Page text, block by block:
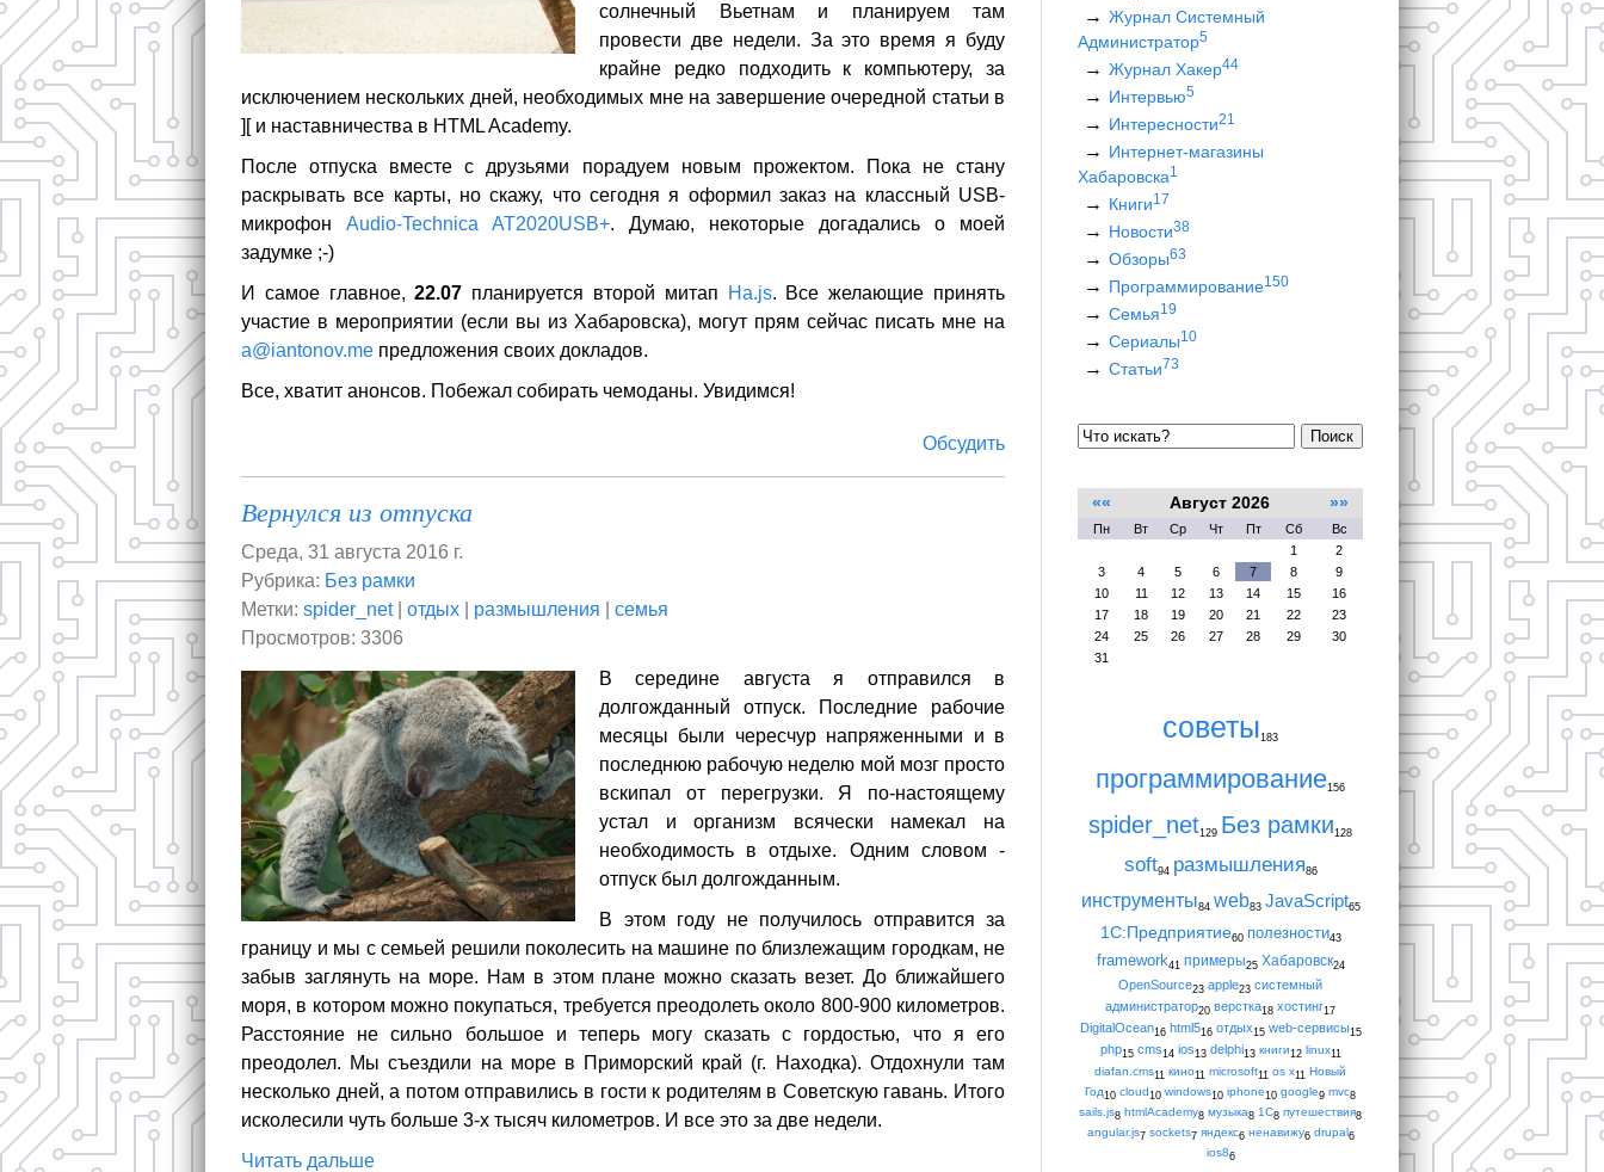
солнечный Вьетнам и планируем там
провести две недели. За это время я буду
крайне редко подходить к компьютеру, за
исключением нескольких дней, необходимых мне на завершение очередной статьи в
][ и наставничества в HTML Academy.
После отпуска вместе с друзьями порадуем новым прожектом. Пока не стану
раскрывать все карты, но скажу, что сегодня я оформил заказ на классный USB-
микрофон Audio-Technica AT2020USB+. Думаю, некоторые догадались о моей
задумке ;-)
И самое главное,22.07 планируется второй митап Ha.js. Все желающие принять
участие в мероприятии (если вы из Хабаровска), могут прям сейчас писать мне на
a@iantonov.me предложения своих докладов.
Все, хватит анонсов. Побежал собирать чемоданы. Увидимся!
Обсудить
Вернулся из отпуска
Среда, 31 августа 2016 г.
Рубрика: Без рамки
Метки: spider_net| отдых размышления
семья
Просмотров: 3306
В середине августа я отправился в
долгожданный отпуск. Последние рабочие
месяцы были чересчур напряженными и в
последнюю рабочую неделю мой мозг просто
вскипал от перегрузки. Я по-настоящему
устал и организм всячески намекал на
необходимость в отдыхе. Одним словом -
отпуск был долгожданным.
В этом году не получилось отправится за
границу и мы с семьей решили поколесить на машине по близлежащим городкам, не
забыв заглянуть на море. Нам в этом плане можно сказать везет. До ближайшего
моря, в котором можно покупаться, требуется преодолеть около 800-900 километров.
Расстояние не сильно большое и теперь могу сказать с гордостью, что я его
преодолел. Мы съездили на море в Приморский край (г. Находка). Отдохнули там
несколько дней, а потом отправились в гости к родителям в Советскую гавань. Итого
исколесили чуть больше 3-х тысяч километров. И все это за две недели.
Читать дальше
Журнал Системный
Администратор5
Журнал Хакер44
Интервью5
Интересности21
Интернет-магазины
Хабаровска1
Книги17
Новости38
Обзоры63
Программирование150
Семья19
Сериалы10
Статьи 73
Поиск
«« Август 2026 »»
Пн Вт Ср Чт Пт Сб
Вс
1
2
3
4 5 6 7 8
9
10
11 12 13 14 15
16
17
18 19 20 21 22
23
24
25 26 27 28 29
30
31
советы183
программирование156
spider_net129 Без рамки128
soft94 размышления86
инструменты84 web83 JavaScript65
1С:Предприятие60 полезности43
framework41 примеры25 Хабаровск24
OpenSource23 apple23 системный
администратор20 верстка18 хостинг17
DigitalOcean16 html516 отдых15 web-сервисы15
php15 cms14 ios13 delphi13 книги12 linux11
diafan.cms11 кино11 microsoft11 os x11 Новый
Год10 cloud10 windows10 iphone10 google9 mvc8
sails.js8 htmlAcademy8 музыка8 1С8 путешествия8
angular.js7 sockets7 яндекс6 ненавижу6 drupal6
ios86